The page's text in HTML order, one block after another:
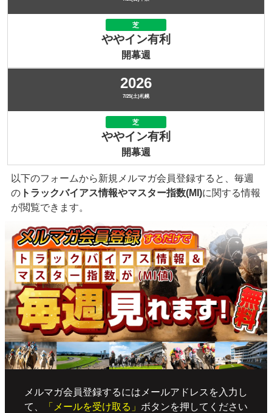
芝
ややイン有利
開幕週
2026
7/25(土)札幌
芝
ややイン有利
開幕週
以下のフォームから新規メルマガ会員登録すると、毎週
の トラックバイアス情報やマスター指数(MI)に関する情報
が閲覧できます。
メルマガ会員登録するにはメールアドレスを入力し
て、
「メールを受け取る」 ボタンを押してください